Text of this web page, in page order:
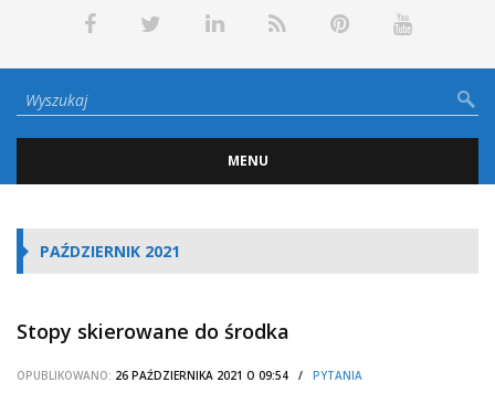
MENU
PAŹDZIERNIK 2021
Stopy skierowane do środka
OPUBLIKOWANO: 26 PAŹDZIERNIKA 2021 O 09:54 / PYTANIA